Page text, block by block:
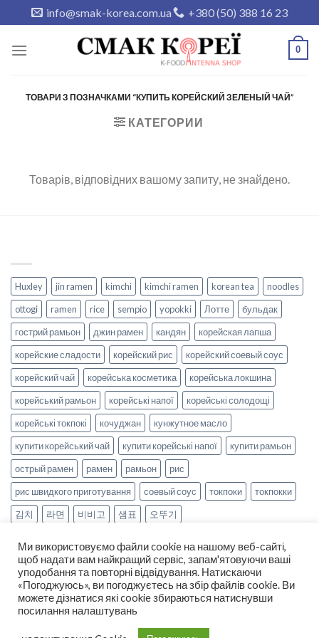
to
content
info@smak-korea.com.ua +380 (50) 388 16 23
0
ТОВАРИ З ПОЗНАЧКАМИ “КУПИТЬ КОРЕЙСКИЙ ЗЕЛЕНЫЙ ЧАЙ”
КАТЕГОРИИ
Товарів, відповідних вашому запиту, не знайдено.
Huxley jin ramen kimchi kimchi ramen korean tea
noodles
ottogi
ramen rice sempio yopokki Лотте
бульдак
гострий рамьон
джин рамен кандян
корейская лапша
корейские сладости
корейский рис
корейский соевый соус
корейский чай
корейська косметика
корейська локшина
корейський рамьон
корейські напої
корейські солодощі
корейські токпокі
кочуджан
кунжутное масло
купити корейський чай
купити корейські напої
купити рамьон
острый рамен
рамен рамьон
рис
рис швидкого приготування
соевый соус токпоки
токпокки
김치
라면 비비고 샘표 오뚜기
НОВИНИ РЕЦЕПТИ
ОПЛАТА ТА ДОСТАВКА
ДОГОВІР ОФЕРТИ
Ми використовуємо файли cookie на нашому веб-сайті,
щоб надати вам найкращий сервіс, запам'ятовуючи ваші
уподобання та повторні відвідування. Натискаючи
«Погоджуюсь», ви погоджуєтесь на збір файлів cookie. Ви
можете дізнатися які cookie збираються натиснувши
посилання налаштувань